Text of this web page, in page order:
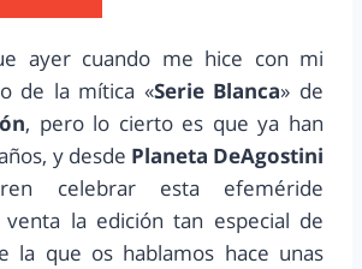
ayer cuando me hice con mi
de la mítica «Serie Blanca» de
, pero lo cierto es que ya han
y desde Planeta DeAgostini
celebrar esta efeméride
la edición tan especial de
la que os hablamos hace unas